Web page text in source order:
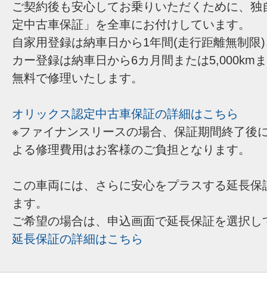
ご契約後も安心してお乗りいただくために、
定中古車保証」を全車にお付けしています。
自家用登録は納車日から1年間(走行距離無制限
カー登録は納車日から6カ月間または5,000km
無料で修理いたします。
オリックス認定中古車保証の詳細はこちら
※ファイナンスリースの場合、保証期間終了後
よる修理費用はお客様のご負担となります。
この車両には、さらに安心をプラスする延長
ます。
ご希望の場合は、申込画面で延長保証を選択し
延長保証の詳細はこちら